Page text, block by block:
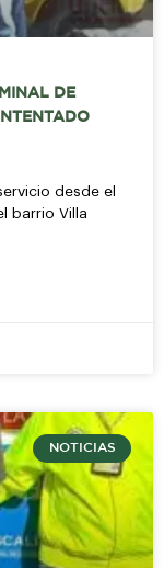
DE
desde el
barrio Villa
NOTICIAS